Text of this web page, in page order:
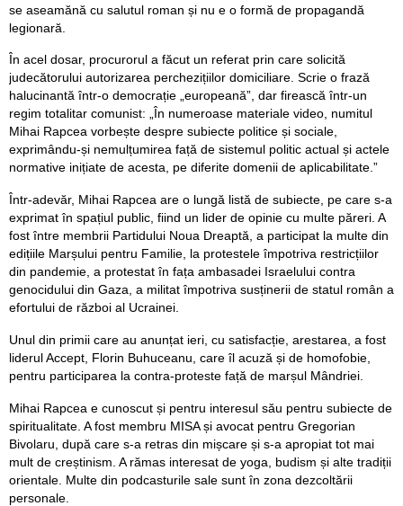
se aseamănă cu salutul roman și nu e o formă de propagandă
legionară.
În acel dosar, procurorul a făcut un referat prin care solicită
judecătorului autorizarea perchezițiilor domiciliare. Scrie o frază
halucinantă într-o democrație „europeană”, dar firească într-un
regim totalitar comunist: „În numeroase materiale video, numitul
Mihai Rapcea vorbește despre subiecte politice și sociale,
exprimându-și nemulțumirea față de sistemul politic actual și actele
normative inițiate de acesta, pe diferite domenii de aplicabilitate.”
Într-adevăr, Mihai Rapcea are o lungă listă de subiecte, pe care s-a
exprimat în spațiul public, fiind un lider de opinie cu multe păreri. A
fost între membrii Partidului Noua Dreaptă, a participat la multe din
edițiile Marșului pentru Familie, la protestele împotriva restricțiilor
din pandemie, a protestat în fața ambasadei Israelului contra
genocidului din Gaza, a militat împotriva susținerii de statul român a
efortului de război al Ucrainei.
Unul din primii care au anunțat ieri, cu satisfacție, arestarea, a fost
liderul Accept, Florin Buhuceanu, care îl acuză și de homofobie,
pentru participarea la contra-proteste față de marșul Mândriei.
Mihai Rapcea e cunoscut și pentru interesul său pentru subiecte de
spiritualitate. A fost membru MISA și avocat pentru Gregorian
Bivolaru, după care s-a retras din mișcare și s-a apropiat tot mai
mult de creștinism. A rămas interesat de yoga, budism și alte tradiții
orientale. Multe din podcasturile sale sunt în zona dezcoltării
personale.